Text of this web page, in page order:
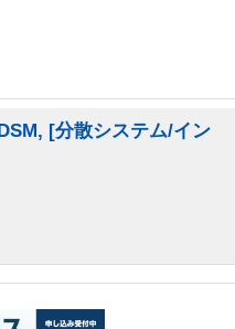
[分散システム/イン